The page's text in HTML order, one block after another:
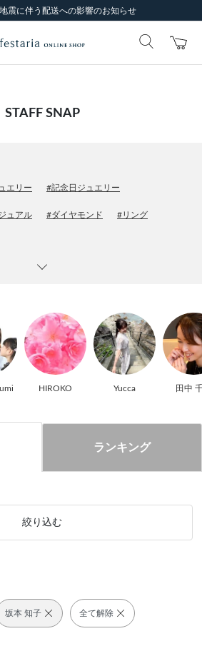
地震に伴う配送への影響のお知らせ
STAFF SNAP
エリー #記念日ジュエリー
ュアル #ダイヤモンド #リング
HIROKO Yucca 田中
ランキング
絞り込む
坂本 知子 全て解除